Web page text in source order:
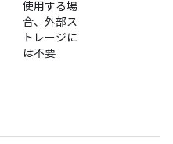
使用する場
合、外部ス
トレージに
は不要